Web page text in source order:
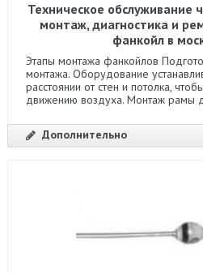
Техническое обслуживание
монтаж, диагностика и
фанкойл в
Этапы монтажа фанкойлов
монтажа. Оборудование
расстоянии от стен и потолка,
движению воздуха. Монтаж рамы
Дополнительно